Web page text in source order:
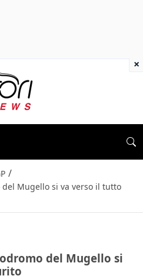
/
del Mugello si va verso il tutto
del Mugello si
×